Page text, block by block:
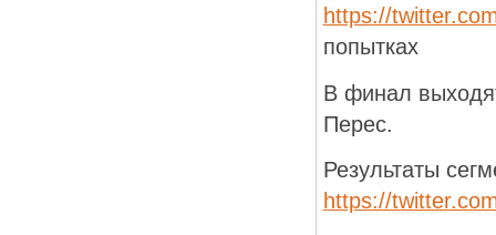
https://
попытках
В финал
Перес.
Результаты
https://